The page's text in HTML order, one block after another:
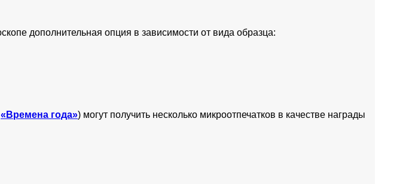
дополнительная опция в зависимости от вида образца:
«Времена года») могут получить несколько микроотпечатков в качестве награды